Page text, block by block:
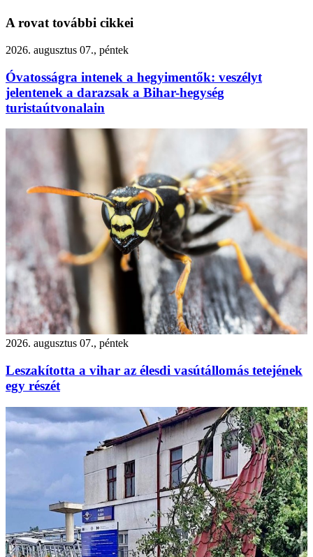
A rovat további cikkei
2026. augusztus 07., péntek
Óvatosságra intenek a hegyimentők: veszélyt
jelentenek a darazsak a Bihar-hegység
turistaútvonalain
2026. augusztus 07., péntek
Leszakította a vihar az élesdi vasútállomás tetejének
egy részét